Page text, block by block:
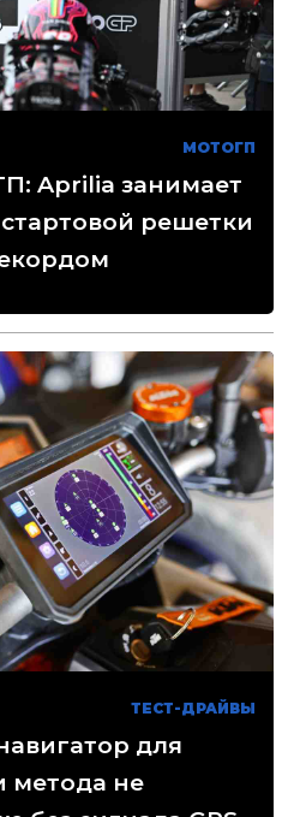
МОТОГП
Aprilia занимает
решетки
ТЕСТ-ДРАЙВЫ
для
метода не